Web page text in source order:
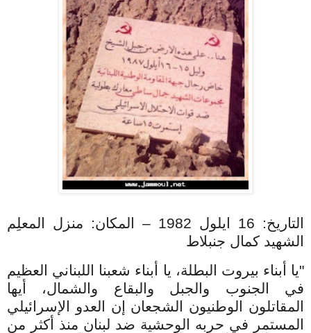
التاريخ: 16 ايلول 1982 – المكان: منزل المعلِم
الشهيد كمال جنبلاط
"يا أبناء بيروت البطلة، يا أبناء شعبنا اللبناني العظيم
في الجنوب والجبل والبقاع والشمال، أيها
المقاتلون الوطنيون الشجعان إن العدو الإسرائيلي
المستمر في حربه الوحشية ضد لبنان منذ أكثر من